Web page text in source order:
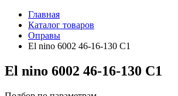
Главная
Каталог товаров
Оправы
El nino 6002 46-16-130 С1
El nino 6002 46-16-130 С1